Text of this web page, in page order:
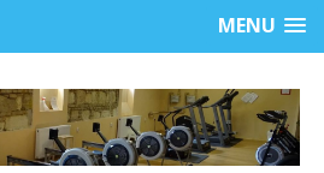
MENU